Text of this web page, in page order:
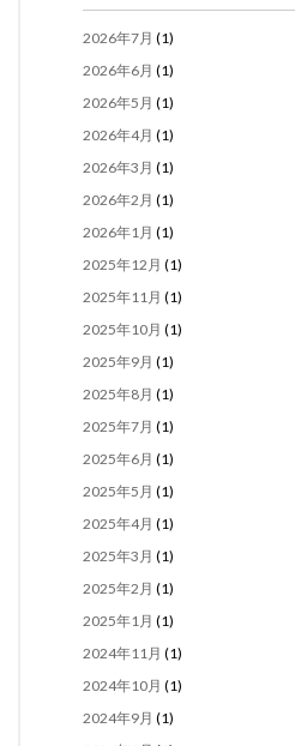
2026年7月 (1)
2026年6月 (1)
2026年5月 (1)
2026年4月 (1)
2026年3月 (1)
2026年2月 (1)
2026年1月 (1)
2025年12月 (1)
2025年11月 (1)
2025年10月 (1)
2025年9月 (1)
2025年8月 (1)
2025年7月 (1)
2025年6月 (1)
2025年5月 (1)
2025年4月 (1)
2025年3月 (1)
2025年2月 (1)
2025年1月 (1)
2024年11月 (1)
2024年10月 (1)
2024年9月 (1)